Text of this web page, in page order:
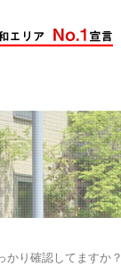
の声
かり確認してますか？